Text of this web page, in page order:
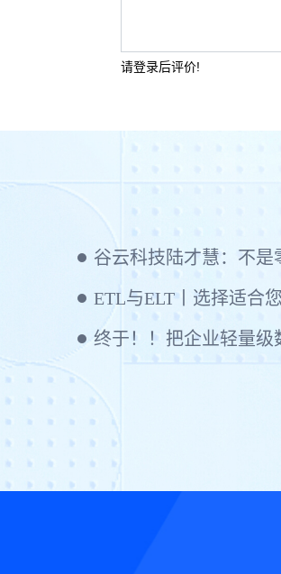
请登录后评价!
ETL与ELT丨选择适合
终于！！把企业轻量